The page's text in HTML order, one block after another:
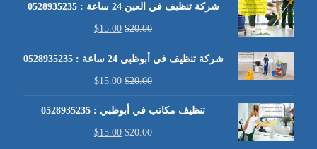
شركة تنظيف في العين 24 ساعة : 0528935235
$20.00
$15.00
شركة تنظيف في أبوظبي 24 ساعة : 0528935235
$20.00
$15.00
تنظيف مكاتب في أبوظبي : 0528935235
$20.00
$15.00